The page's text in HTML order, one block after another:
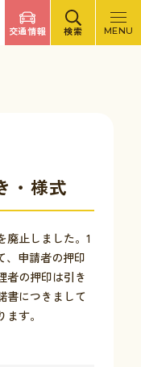
交通情報 検索 MENU
・様式
廃止しました。1
、申請者の押印
者の押印は引き
書につきまして
す。